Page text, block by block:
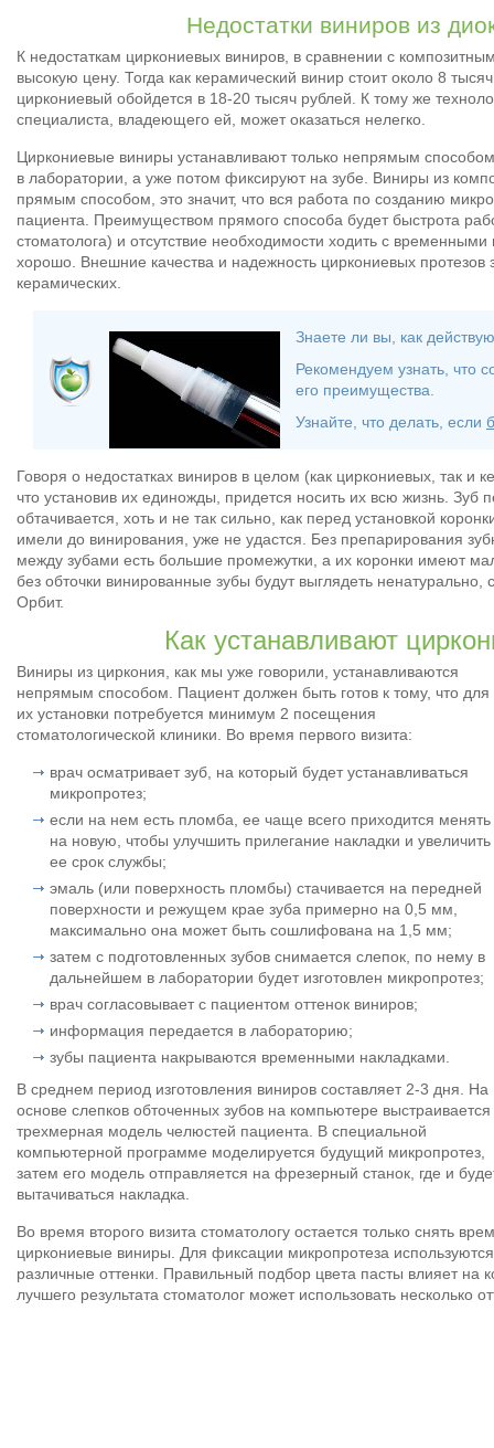
Недостатки виниров из
К недостаткам циркониевых виниров, в сравнении с
высокую цену. Тогда как керамический винир стоит около 8
циркониевый обойдется в 18-20 тысяч рублей. К тому же
специалиста, владеющего ей, может оказаться нелегко.
Циркониевые виниры устанавливают только непрямым
в лаборатории, а уже потом фиксируют на зубе. Виниры из
прямым способом, это значит, что вся работа по созданию
пациента. Преимуществом прямого способа будет быстрота
стоматолога) и отсутствие необходимости ходить с
хорошо. Внешние качества и надежность циркониевых
керамических.
Знаете ли вы, как
Рекомендуем узнать, что
его преимущества.
Узнайте, что делать, если
Говоря о недостатках виниров в целом (как циркониевых, так и
что установив их единожды, придется носить их всю жизнь. Зуб
обтачивается, хоть и не так сильно, как перед установкой
имели до винирования, уже не удастся. Без препарирования
между зубами есть большие промежутки, а их коронки имеют
без обточки винированные зубы будут выглядеть
Орбит.
Как устанавливают
Виниры из циркония, как мы уже говорили, устанавливаются
непрямым способом. Пациент должен быть готов к тому, что для
их установки потребуется минимум 2 посещения
стоматологической клиники. Во время первого визита:
врач осматривает зуб, на который будет устанавливаться
микропротез;
если на нем есть пломба, ее чаще всего приходится менять
на новую, чтобы улучшить прилегание накладки и увеличить
ее срок службы;
эмаль (или поверхность пломбы) стачивается на передней
поверхности и режущем крае зуба примерно на 0,5 мм,
максимально она может быть сошлифована на 1,5 мм;
затем с подготовленных зубов снимается слепок, по нему в
дальнейшем в лаборатории будет изготовлен микропротез;
врач согласовывает с пациентом оттенок виниров;
информация передается в лабораторию;
зубы пациента накрываются временными накладками.
В среднем период изготовления виниров составляет 2-3 дня. На
основе слепков обточенных зубов на компьютере выстраивается
трехмерная модель челюстей пациента. В специальной
компьютерной программе моделируется будущий микропротез,
затем его модель отправляется на фрезерный станок, где и
вытачиваться накладка.
Во время второго визита стоматологу остается только снять
циркониевые виниры. Для фиксации микропротеза
различные оттенки. Правильный подбор цвета пасты влияет на
лучшего результата стоматолог может использовать несколько